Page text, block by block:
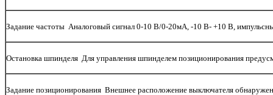
Задание частоты Аналоговый сигнал 0-10 В/0-20мА, -10 В- +10 В,
Остановка шпинделя Для управления шпинделем позиционирования
Задание позиционирования Внешнее расположение выключателя